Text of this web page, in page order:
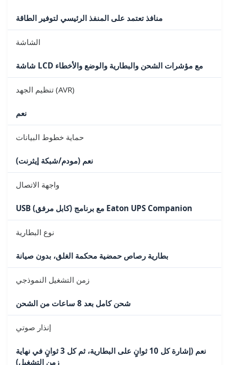
منافذ تعتمد على المنفذ الرئيسي لتوفير الطاقة
الشاشة
شاشة LCD مع مؤشرات الشحن والبطارية والوضع والأخطاء
تنظيم الجهد (AVR)
نعم
حماية خطوط البيانات
نعم (مودم/شبكة إيثرنت)
واجهة الاتصال
USB (كابل مرفق) مع برنامج Eaton UPS Companion
نوع البطارية
بطارية رصاص حمضية محكمة الغلق، بدون صيانة
زمن التشغيل النموذجي
شحن كامل بعد 8 ساعات من الشحن
إنذار صوتي
نعم (إشارة كل 10 ثوانٍ على البطارية، ثم كل 3 ثوانٍ في نهاية
زمن التشغيل)